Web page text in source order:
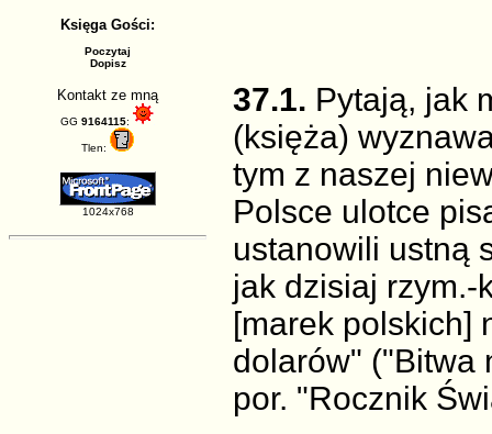
Księga Gości:
Poczytaj
Dopisz
Kontakt ze mną
GG 9164115:
Tlen:
1024x768
37.1. Pytają, jak
(księża)
tym z naszej
Polsce ulotce
ustanowili ustną
jak dzisiaj rzym.-
[marek polskich]
dolarów" ("Bitwa
por. "Rocznik